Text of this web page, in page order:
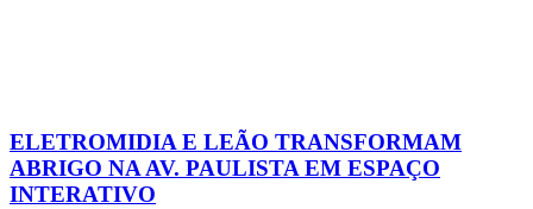
ELETROMIDIA E LEÃO TRANSFORMAM
ABRIGO NA AV. PAULISTA EM ESPAÇO
INTERATIVO